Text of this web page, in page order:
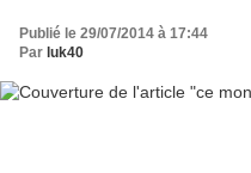
Publié le 29/07/2014 à 17:44
Par luk40